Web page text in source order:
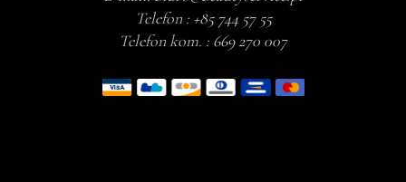
Telefon : +85 744 57 55
Telefon kom. : 669 270 007